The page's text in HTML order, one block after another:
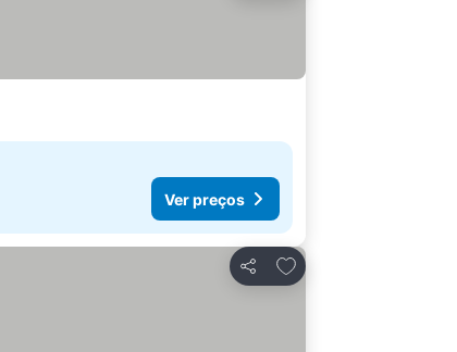
Ver preços
Partilhar
Adicionar aos favoritos